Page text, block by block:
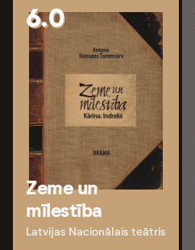
6.0
Zeme un
mīlestība
Latvijas Nacionālais teātris